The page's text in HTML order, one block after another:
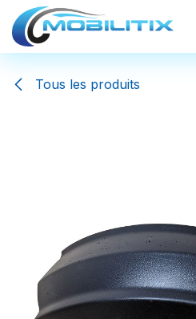
Se rendre au contenu
Tous les produits